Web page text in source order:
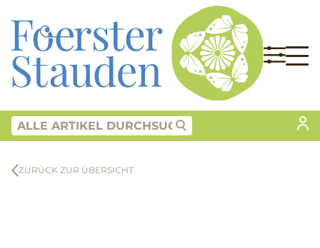
ZURÜCK ZUR ÜBERSICHT